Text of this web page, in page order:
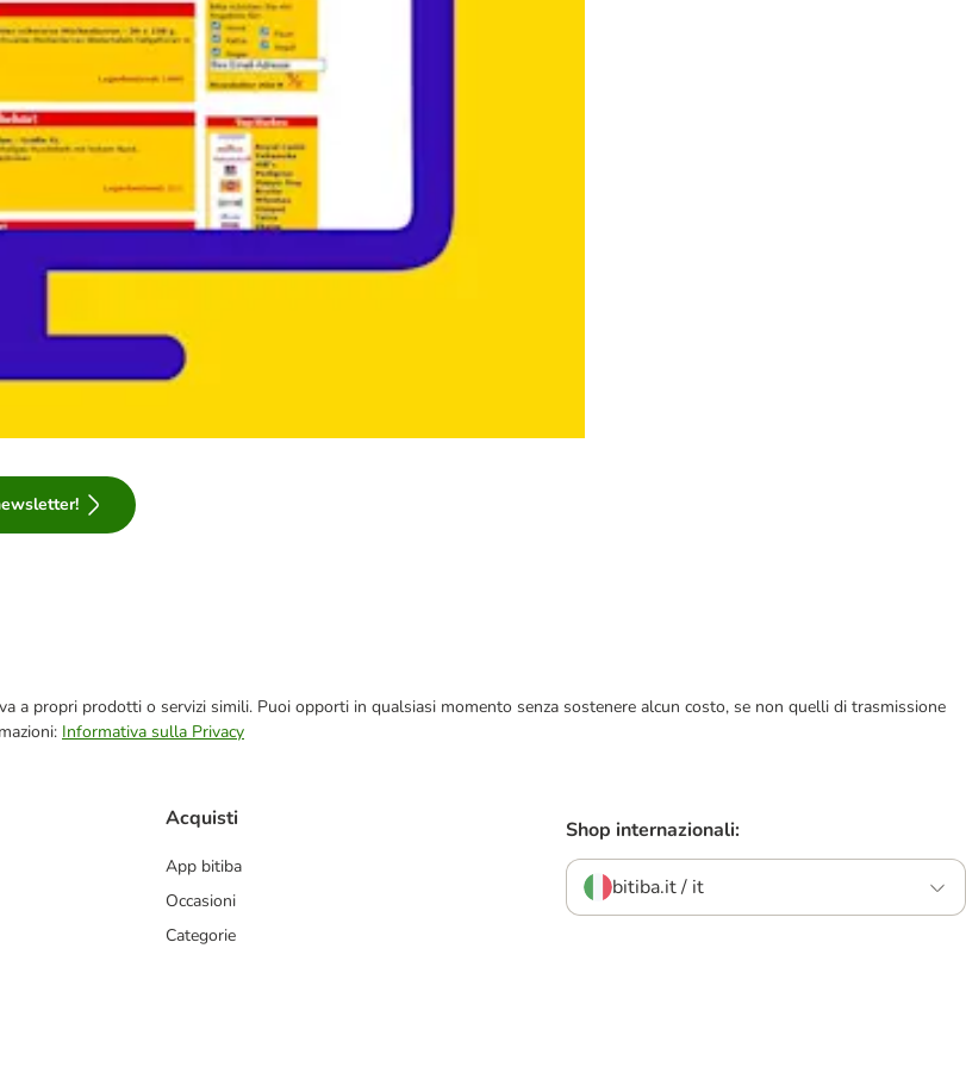
propri prodotti o servizi simili. Puoi opporti in qualsiasi momento senza sostenere alcun costo, se non quelli di trasmissione
Informativa sulla Privacy
Acquisti
App bitiba
Occasioni
Categorie
Shop internazionali:
bitiba.it / it